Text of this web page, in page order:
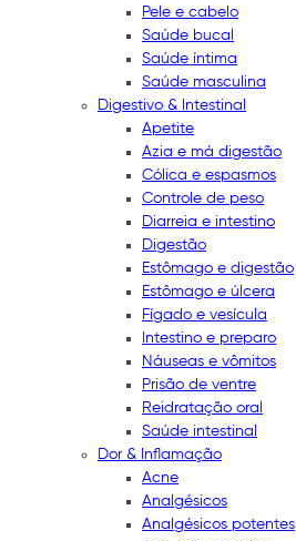
Pele e cabelo
Saúde bucal
Saúde íntima
Saúde masculina
Digestivo & Intestinal
Apetite
Azia e má digestão
Cólica e espasmos
Controle de peso
Diarreia e intestino
Digestão
Estômago e digestão
Estômago e úlcera
Fígado e vesícula
Intestino e preparo
Náuseas e vômitos
Prisão de ventre
Reidratação oral
Saúde intestinal
Dor & Inflamação
Acne
Analgésicos
Analgésicos potentes